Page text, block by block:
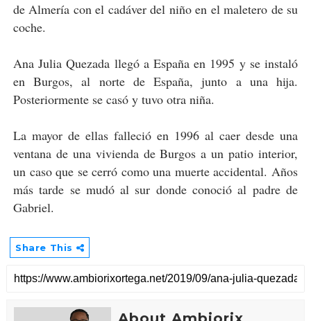
de Almería con el cadáver del niño en el maletero de su
coche.
Ana Julia Quezada llegó a España en 1995 y se instaló
en Burgos, al norte de España, junto a una hija.
Posteriormente se casó y tuvo otra niña.
La mayor de ellas falleció en 1996 al caer desde una
ventana de una vivienda de Burgos a un patio interior,
un caso que se cerró como una muerte accidental. Años
más tarde se mudó al sur donde conoció al padre de
Gabriel.
Share This